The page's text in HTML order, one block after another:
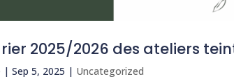
2025/2026 des ateliers
|Sep 5, 2025 | Uncategorized